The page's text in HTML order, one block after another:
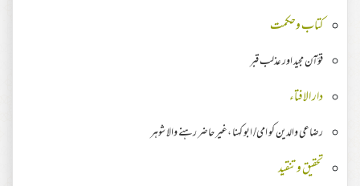
کتاب وحکمت
قؤآن مجید اور عذلب قبر
دار الافتاء
رضاعی والدین کو امی/ ابو کہنا ،غیر حاضر رہنے والا شوہر
تحقیق وتنقید